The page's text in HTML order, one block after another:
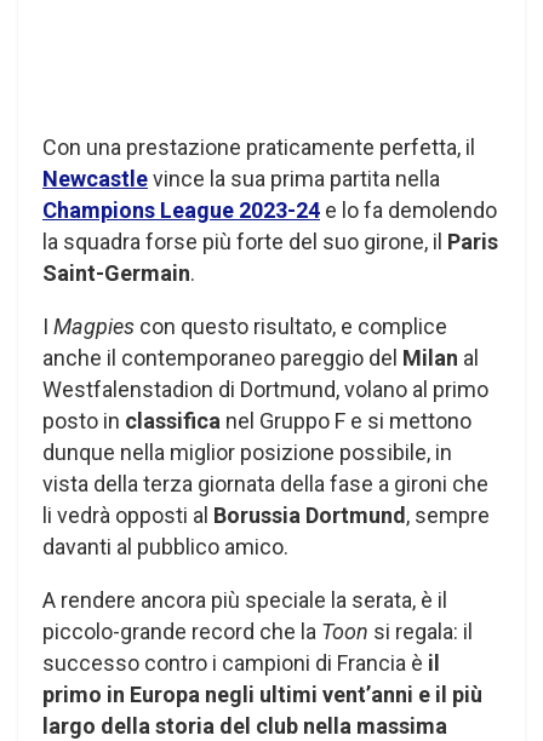
Con una prestazione praticamente perfetta, il
Newcastlevince la sua prima partita nella
Champions League 2023-24 e lo fa demolendo
la squadra forse più forte del suo girone, il Paris
Saint-Germain.
I Magpies con questo risultato, e complice
anche il contemporaneo pareggio del Milan al
Westfalenstadion di Dortmund, volano al primo
posto in classifica nel Gruppo F e si mettono
dunque nella miglior posizione possibile, in
vista della terza giornata della fase a gironi che
li vedrà opposti al Borussia Dortmund , sempre
davanti al pubblico amico.
A rendere ancora più speciale la serata, è il
piccolo-grande record che la Toon si regala: il
successo contro i campioni di Francia è il
primo in Europa negli ultimi vent’anni e il più
largo della storia del club nella massima